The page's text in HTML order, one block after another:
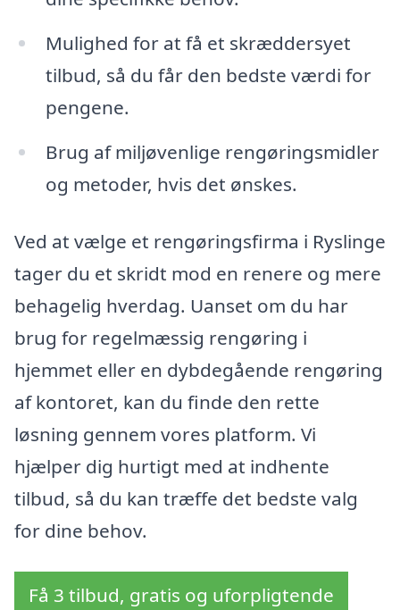
Mulighed for at få et skræddersyet
tilbud, så du får den bedste værdi for
pengene.
Brug af miljøvenlige rengøringsmidler
og metoder, hvis det ønskes.
Ved at vælge et rengøringsfirma i Ryslinge
tager du et skridt mod en renere og mere
behagelig hverdag. Uanset om du har
brug for regelmæssig rengøring i
hjemmet eller en dybdegående rengøring
af kontoret, kan du finde den rette
løsning gennem vores platform. Vi
hjælper dig hurtigt med at indhente
tilbud, så du kan træffe det bedste valg
for dine behov.
Få 3 tilbud, gratis og uforpligtende